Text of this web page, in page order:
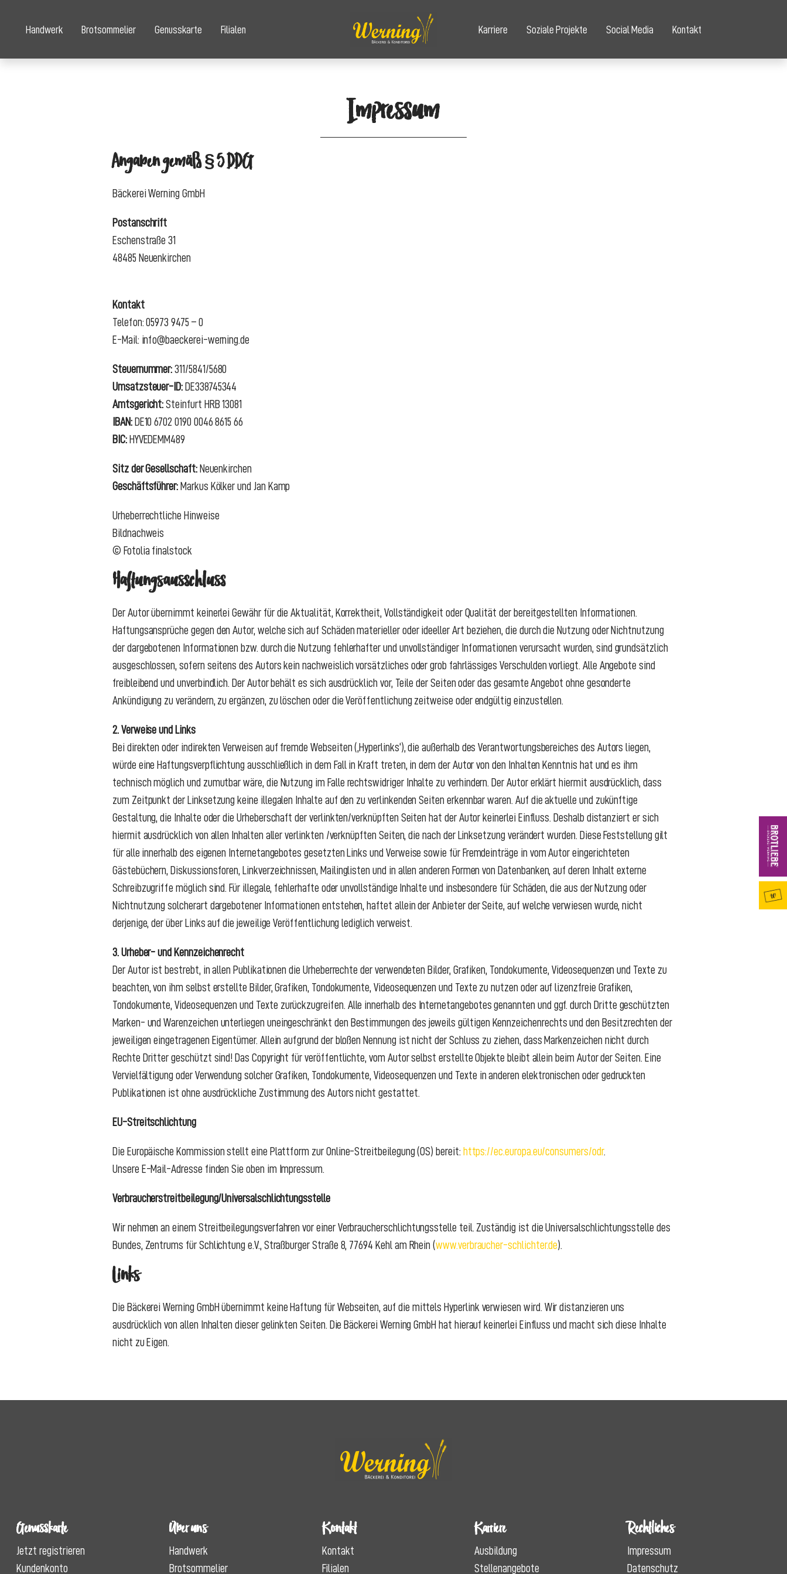
Handwerk Brotsommelier Genusskarte Filialen Karriere Soziale Projekte Social Media Kontakt
Impressum
Angaben gemäß § 5 DDG
Bäckerei Werning GmbH
Postanschrift
Eschenstraße 31
48485 Neuenkirchen
Kontakt
Telefon: 05973 9475 – 0
E-Mail: info@baeckerei-werning.de
Steuernummer:311/5841/5680
Umsatzsteuer-ID: DE338745344
Amtsgericht:Steinfurt HRB 13081
IBAN:DE10 6702 0190 0046 8615 66
BIC:HYVEDEMM489
Sitz der Gesellschaft: Neuenkirchen
Geschäftsführer: Markus Kölker und Jan Kamp
Urheberrechtliche Hinweise
Bildnachweis
© Fotolia finalstock
Haftungsausschluss
Der Autor übernimmt keinerlei Gewähr für die Aktualität, Korrektheit, Vollständigkeit oder Qualität der bereitgestellten Informationen.
Haftungsansprüche gegen den Autor, welche sich auf Schäden materieller oder ideeller Art beziehen, die durch die Nutzung oder Nichtnutzung
der dargebotenen Informationen bzw. durch die Nutzung fehlerhafter und unvollständiger Informationen verursacht wurden, sind grundsätzlich
ausgeschlossen, sofern seitens des Autors kein nachweislich vorsätzliches oder grob fahrlässiges Verschulden vorliegt. Alle Angebote sind
freibleibend und unverbindlich. Der Autor behält es sich ausdrücklich vor, Teile der Seiten oder das gesamte Angebot ohne gesonderte
Ankündigung zu verändern, zu ergänzen, zu löschen oder die Veröffentlichung zeitweise oder endgültig einzustellen.
2. Verweise und Links
Bei direkten oder indirekten Verweisen auf fremde Webseiten (‚Hyperlinks‘), die außerhalb des Verantwortungsbereiches des Autors liegen,
würde eine Haftungsverpflichtung ausschließlich in dem Fall in Kraft treten, in dem der Autor von den Inhalten Kenntnis hat und es ihm
technisch möglich und zumutbar wäre, die Nutzung im Falle rechtswidriger Inhalte zu verhindern. Der Autor erklärt hiermit ausdrücklich, dass
zum Zeitpunkt der Linksetzung keine illegalen Inhalte auf den zu verlinkenden Seiten erkennbar waren. Auf die aktuelle und zukünftige
Gestaltung, die Inhalte oder die Urheberschaft der verlinkten/verknüpften Seiten hat der Autor keinerlei Einfluss. Deshalb distanziert er sich
hiermit ausdrücklich von allen Inhalten aller verlinkten /verknüpften Seiten, die nach der Linksetzung verändert wurden. Diese Feststellung gilt
für alle innerhalb des eigenen Internetangebotes gesetzten Links und Verweise sowie für Fremdeinträge in vom Autor eingerichteten
Gästebüchern, Diskussionsforen, Linkverzeichnissen, Mailinglisten und in allen anderen Formen von Datenbanken, auf deren Inhalt externe
Schreibzugriffe möglich sind. Für illegale, fehlerhafte oder unvollständige Inhalte und insbesondere für Schäden, die aus der Nutzung oder
Nichtnutzung solcherart dargebotener Informationen entstehen, haftet allein der Anbieter der Seite, auf welche verwiesen wurde, nicht
derjenige, der über Links auf die jeweilige Veröffentlichung lediglich verweist.
3. Urheber- und Kennzeichenrecht
Der Autor ist bestrebt, in allen Publikationen die Urheberrechte der verwendeten Bilder, Grafiken, Tondokumente, Videosequenzen und Texte zu
beachten, von ihm selbst erstellte Bilder, Grafiken, Tondokumente, Videosequenzen und Texte zu nutzen oder auf lizenzfreie Grafiken,
Tondokumente, Videosequenzen und Texte zurückzugreifen. Alle innerhalb des Internetangebotes genannten und ggf. durch Dritte geschützten
Marken- und Warenzeichen unterliegen uneingeschränkt den Bestimmungen des jeweils gültigen Kennzeichenrechts und den Besitzrechten der
jeweiligen eingetragenen Eigentümer. Allein aufgrund der bloßen Nennung ist nicht der Schluss zu ziehen, dass Markenzeichen nicht durch
Rechte Dritter geschützt sind! Das Copyright für veröffentlichte, vom Autor selbst erstellte Objekte bleibt allein beim Autor der Seiten. Eine
Vervielfältigung oder Verwendung solcher Grafiken, Tondokumente, Videosequenzen und Texte in anderen elektronischen oder gedruckten
Publikationen ist ohne ausdrückliche Zustimmung des Autors nicht gestattet.
EU-Streitschlichtung
Die Europäische Kommission stellt eine Plattform zur Online-Streitbeilegung (OS) bereit: https://ec.europa.eu/consumers/odr.
Unsere E-Mail-Adresse finden Sie oben im Impressum.
Verbraucher­streit­beilegung/Universal­schlichtungs­stelle
Wir nehmen an einem Streitbeilegungsverfahren vor einer Verbraucherschlichtungsstelle teil. Zuständig ist die Universalschlichtungsstelle des
Bundes, Zentrums für Schlichtung e.V., Straßburger Straße 8, 77694 Kehl am Rhein (www.verbraucher-schlichter.de).
Links
Die Bäckerei Werning GmbH übernimmt keine Haftung für Webseiten, auf die mittels Hyperlink verwiesen wird. Wir distanzieren uns
ausdrücklich von allen Inhalten dieser gelinkten Seiten. Die Bäckerei Werning GmbH hat hierauf keinerlei Einfluss und macht sich diese Inhalte
nicht zu Eigen.
Genusskarte
Jetzt registrieren
Kundenkonto
Über uns
Handwerk
Brotsommelier
Kontakt
Kontakt
Filialen
Karriere
Ausbildung
Stellenangebote
Rechtliches
Impressum
Datenschutz